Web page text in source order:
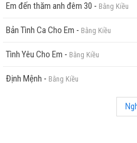
Em đến thăm anh đêm 30 - Bằng Kiều
Bản Tình Ca Cho Em - Bằng Kiều
Tình Yêu Cho Em - Bằng Kiều
Định Mệnh - Bằng Kiều